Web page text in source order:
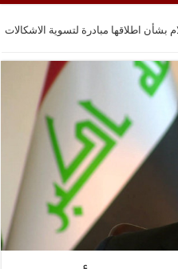
بشأن اطلاقها مبادرة لتسوية الاشكالات